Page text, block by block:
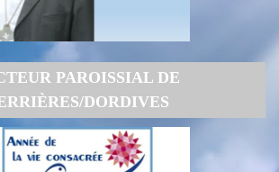
PAROISSIAL DE
DORDIVES